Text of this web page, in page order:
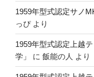
1959年型式認定サノ
っぴより
1959年型式認定上越
学」
に 飯能の人 より